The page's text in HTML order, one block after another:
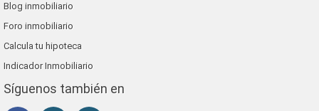
Blog inmobiliario
Foro inmobiliario
Calcula tu hipoteca
Indicador Inmobiliario
Síguenos también en